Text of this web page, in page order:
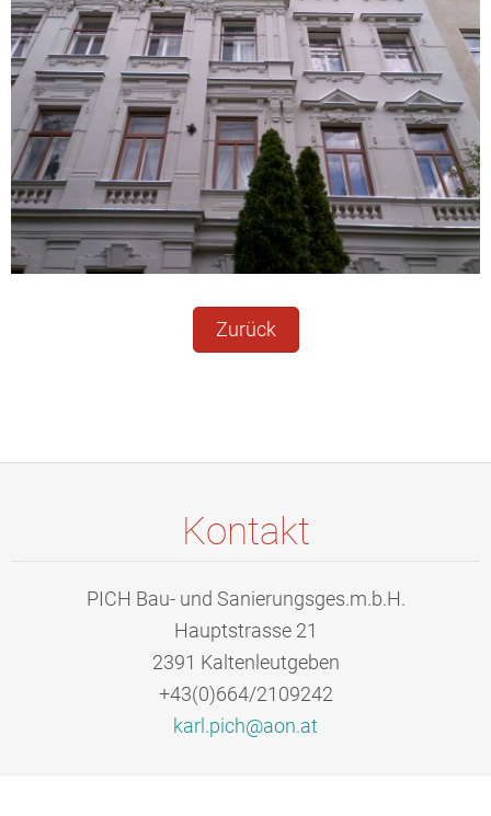
Zurück
Kontakt
PICH Bau- und Sanierungsges.m.b.H.
Hauptstrasse 21
2391 Kaltenleutgeben
+43(0)664/2109242
karl.pich@aon.at